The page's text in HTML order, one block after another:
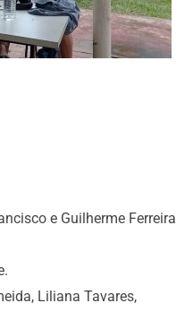
e Guilherme Ferreira
Liliana Tavares,